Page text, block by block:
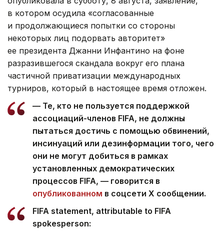
в котором осудила «согласованные
и продолжающиеся попытки со стороны
некоторых лиц подорвать авторитет»
ее президента Джанни Инфантино на фоне
разразившегося скандала вокруг его плана
частичной приватизации международных
турниров, который в настоящее время отложен.
— Те, кто не пользуется поддержкой
ассоциаций-членов FIFA, не должны
пытаться достичь с помощью обвинений,
инсинуаций или дезинформации того, чего
они не могут добиться в рамках
установленных демократических
процессов FIFA, — говорится в
опубликованном в соцсети Х сообщении.
FIFA statement, attributable to FIFA
spokesperson: